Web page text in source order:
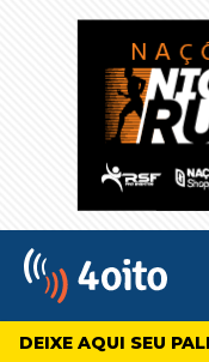
4oito
DEIXE AQUI SEU